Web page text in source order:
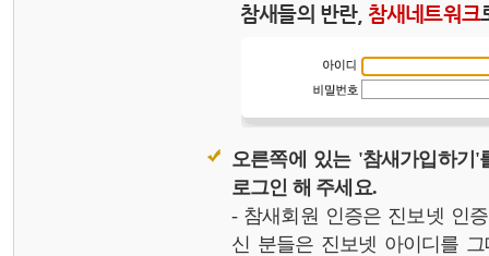
참새들의 반란, 참새네트워크
오른쪽에 있는 '참새가입하기
로그인 해 주세요.
- 참새회원 인증은 진보넷 인
신 분들은 진보넷 아이디를